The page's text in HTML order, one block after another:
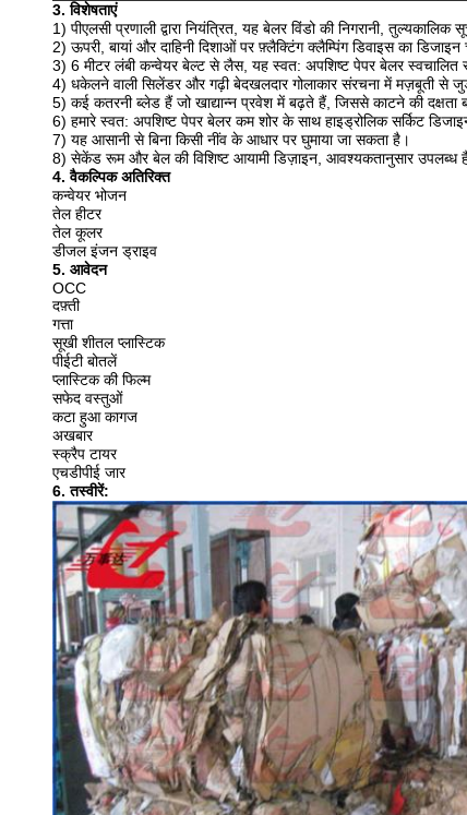
3. विशेषताएं
1) पीएलसी प्रणाली द्वारा नियंत्रित, यह बेलर विंडो की निगरानी,
2) ऊपरी, बायां और दाहिनी दिशाओं पर फ़्लैक्टिंग क्लैम्पिंग डिवाइस का
3) 6 मीटर लंबी कन्वेयर बेल्ट से लैस, यह स्वत: अपशिष्ट पेपर बेलर स्वचालित
4) धकेलने वाली सिलेंडर और गढ़ी बेदखलदार गोलाकार संरचना में मज़बूती से
5) कई कतरनी ब्लेड हैं जो खाद्यान्न प्रवेश में बढ़ते हैं, जिससे काटने की दक्षता
6) हमारे स्वत: अपशिष्ट पेपर बेलर कम शोर के साथ हाइड्रोलिक सर्किट
7) यह आसानी से बिना किसी नींव के आधार पर घुमाया जा सकता है।
8) सेकेंड रूम और बेल की विशिष्ट आयामी डिज़ाइन, आवश्यकतानुसार उपलब्ध
4. वैकल्पिक अतिरिक्त
कन्वेयर भोजन
तेल हीटर
तेल कूलर
डीजल इंजन ड्राइव
5. आवेदन
OCC
दफ़्ती
गत्ता
सूखी शीतल प्लास्टिक
पीईटी बोतलें
प्लास्टिक की फिल्म
सफेद वस्तुओं
कटा हुआ कागज
अखबार
स्क्रैप टायर
एचडीपीई जार
6. तस्वीरें: